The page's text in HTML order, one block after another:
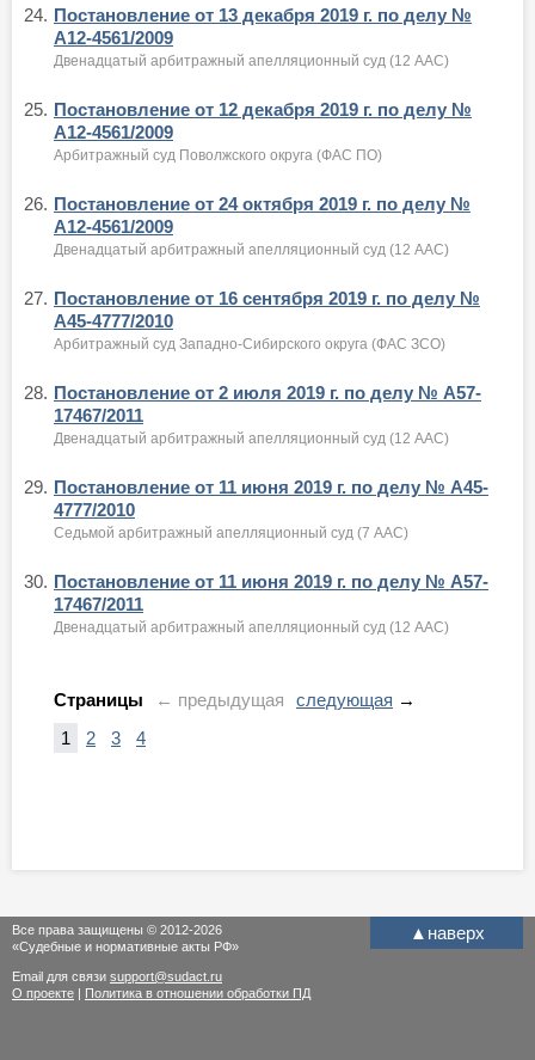
24. Постановление от 13 декабря 2019 г. по делу №
А12-4561/2009
Двенадцатый арбитражный апелляционный суд (12 ААС)
25. Постановление от 12 декабря 2019 г. по делу №
А12-4561/2009
Арбитражный суд Поволжского округа (ФАС ПО)
26. Постановление от 24 октября 2019 г. по делу №
А12-4561/2009
Двенадцатый арбитражный апелляционный суд (12 ААС)
27. Постановление от 16 сентября 2019 г. по делу №
А45-4777/2010
Арбитражный суд Западно-Сибирского округа (ФАС ЗСО)
28. Постановление от 2 июля 2019 г. по делу № А57-
17467/2011
Двенадцатый арбитражный апелляционный суд (12 ААС)
29. Постановление от 11 июня 2019 г. по делу № А45-
4777/2010
Седьмой арбитражный апелляционный суд (7 ААС)
30. Постановление от 11 июня 2019 г. по делу № А57-
17467/2011
Двенадцатый арбитражный апелляционный суд (12 ААС)
Страницы ← предыдущая следующая →
1
2 3 4
▲ наверх
Все права защищены © 2012-2026
«Судебные и нормативные акты РФ»
Email для связи support@sudact.ru
О проекте | Политика в отношении обработки ПД